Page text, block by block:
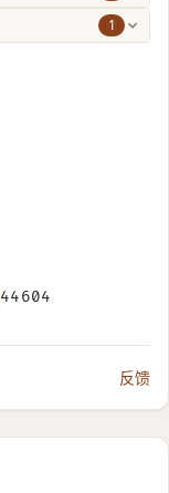
1
44604
反馈